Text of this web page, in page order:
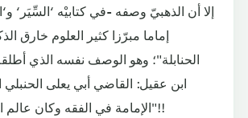
إلا أن الذهبيّ وصفه -في كتابيْه ‘السِّيَر‘
إماما مبرّزا كثير العلوم خارق
الحنابلة"؛ وهو الوصف نفسه الذي
ابن عقيل: القاضي أبي يعلى الحنبلي
الإمامة في الفقه وكان عالم العراق في زمانه"!!